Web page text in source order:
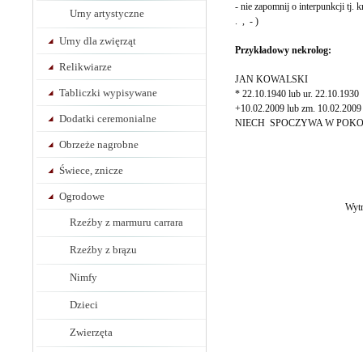
Urny artystyczne
Urny dla zwięrząt
Relikwiarze
Tabliczki wypisywane
Dodatki ceremonialne
Obrzeże nagrobne
Świece, znicze
Ogrodowe
Rzeźby z marmuru carrara
Rzeźby z brązu
Nimfy
Dzieci
Zwierzęta
- nie zapomnij o interpunkcji tj.
. , - )
Przykładowy nekrolog:
JAN KOWALSKI
* 22.10.1940 lub ur. 22.10.1930
+10.02.2009 lub zm. 10.02.2009
NIECH SPOCZYWA W